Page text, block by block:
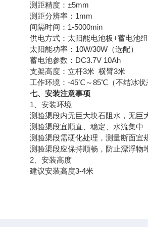
测距精度：±5mm
测距分辨率：1mm
间隔时间：1-5000min
供电方式：太阳能电池板+蓄电池
太阳能功率：10W/30W（选配）
蓄电池参数：DC3.7V 10Ah
支架高度：立杆3米 横臂3米
工作环境：-45℃～85℃（不结冰状
七、安装注意事项
1、安装环境
测验渠段内无巨大块石阻水，无巨
测验渠段宜顺直、稳定、水流集中
测验渠段需硬化处理，测量断面宜
测验渠段应保持顺畅，防止漂浮物
2、安装高度
建议安装高度3-4米